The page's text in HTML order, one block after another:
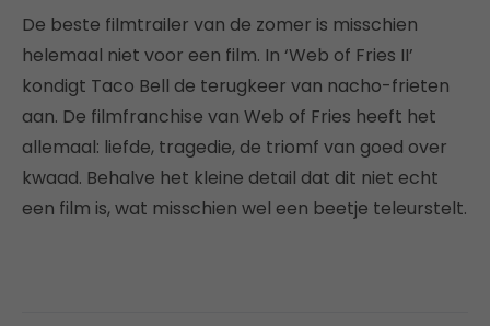
De beste filmtrailer van de zomer is misschien
helemaal niet voor een film. In ‘Web of Fries II’
kondigt Taco Bell de terugkeer van nacho-frieten
aan. De filmfranchise van Web of Fries heeft het
allemaal: liefde, tragedie, de triomf van goed over
kwaad. Behalve het kleine detail dat dit niet echt
een film is, wat misschien wel een beetje teleurstelt.